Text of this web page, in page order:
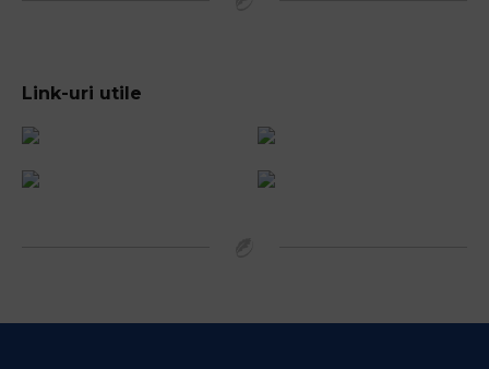
Link-uri utile